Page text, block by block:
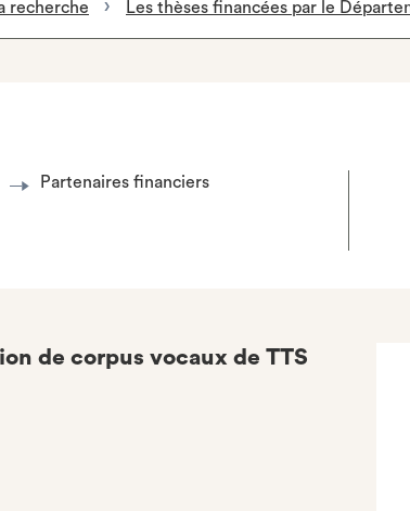
recherche Les thèses financées par le
Partenaires financiers
de corpus vocaux de TTS